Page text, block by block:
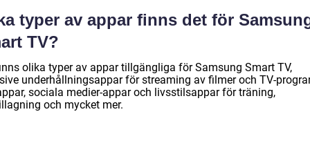
typer av appar finns det för
TV?
olika typer av appar tillgängliga för Samsung Smart TV,
underhållningsappar för streaming av filmer och TV-
sociala medier-appar och livsstilsappar för träning,
och mycket mer.